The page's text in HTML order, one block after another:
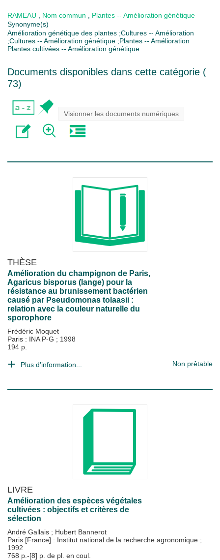
RAMEAU Nom commun
Plantes -- Amélioration génétique
Synonyme(s)
Amélioration génétique des plantes ;Cultures -- Amélioration
;Cultures -- Amélioration génétique ;Plantes -- Amélioration
Plantes cultivées -- Amélioration génétique
Documents disponibles dans cette catégorie (
73)
Visionner les documents numériques
THÈSE
Amélioration du champignon de Paris,
Agaricus bisporus (lange) pour la
résistance au brunissement bactérien
causé par Pseudomonas tolaasii :
relation avec la couleur naturelle du
sporophore
Frédéric Moquet
Paris : INA P-G ; 1998
194 p.
Plus d'information... Non prêtable
LIVRE
Amélioration des espèces végétales
cultivées : objectifs et critères de
sélection
André Gallais ; Hubert Bannerot
Paris [France] : Institut national de la recherche agronomique ;
1992
768 p.-[8] p. de pl. en coul.